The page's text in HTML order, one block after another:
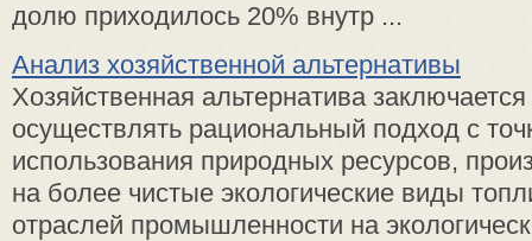
долю приходилось 20% внутр ...
Анализ хозяйственной альтернативы
Хозяйственная альтернатива
осуществлять рациональный подход с
использования природных ресурсов,
на более чистые экологические виды
отраслей промышленности на